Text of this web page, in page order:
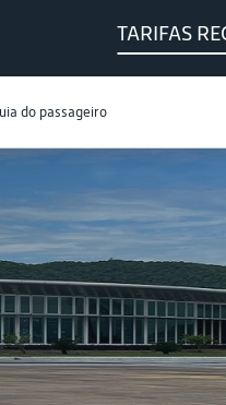
TARIFAS
do passageiro